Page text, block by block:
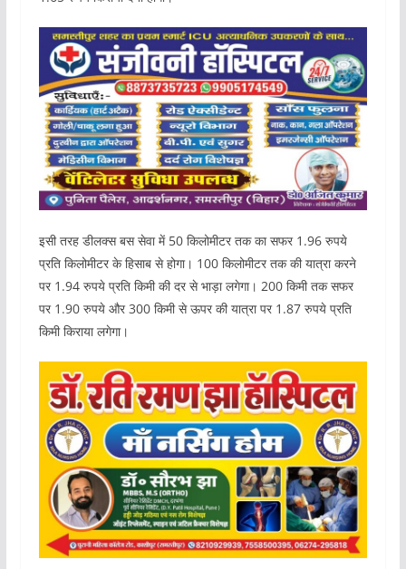
इसी तरह डीलक्स बस सेवा में 50 किलोमीटर तक का सफर 1.96 रुपये
प्रति किलोमीटर के हिसाब से होगा। 100 किलोमीटर तक की यात्रा करने
पर 1.94 रुपये प्रति किमी की दर से भाड़ा लगेगा। 200 किमी तक सफर
पर 1.90 रुपये और 300 किमी से ऊपर की यात्रा पर 1.87 रुपये प्रति
किमी किराया लगेगा।